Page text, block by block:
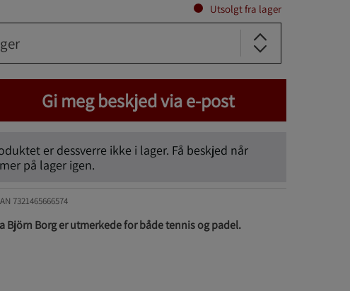
Utsolgt fra lager
Gi meg beskjed via e-post
er dessverre ikke i lager. Få beskjed når
på lager igen.
7321465666574
Björn Borg er utmerkede for både tennis og padel.